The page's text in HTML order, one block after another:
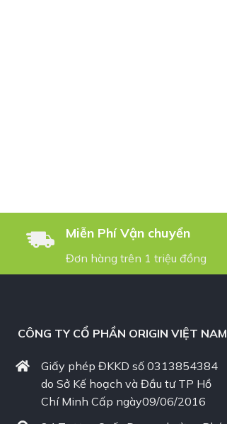
Miễn Phí Vận chuyển
Đơn hàng trên 1 triệu đồng
CÔNG TY CỔ PHẦN ORIGIN VIỆT NAM
Giấy phép ĐKKD số 0313854384
do Sở Kế hoạch và Đầu tư TP Hồ
Chí Minh Cấp ngày09/06/2016